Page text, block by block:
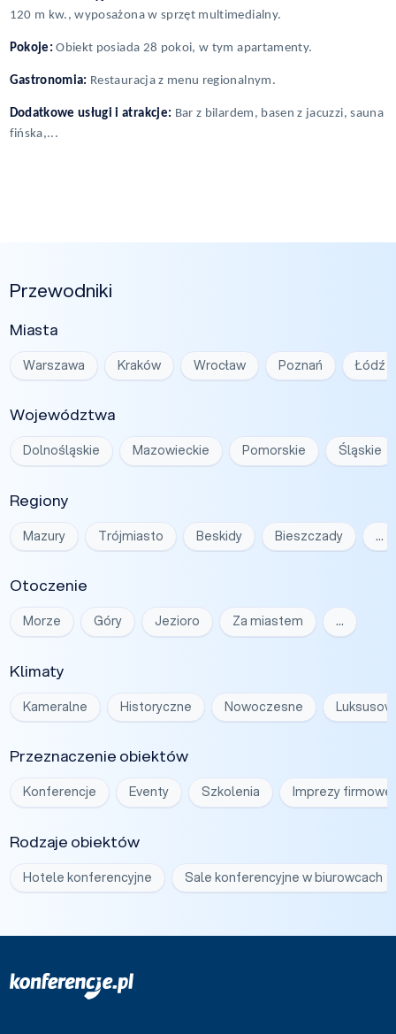
120 m kw., wyposażona w sprzęt multimedialny.
Pokoje:Obiekt posiada 28 pokoi, w tym apartamenty.
Gastronomia: Restauracja z menu regionalnym.
Dodatkowe usługi i atrakcje: Bar z bilardem, basen z jacuzzi, sauna
fińska,...
Przewodniki
Miasta
Warszawa Kraków Wrocław Poznań Łódź
Województwa
Dolnośląskie Mazowieckie Pomorskie Śląskie
Regiony
Mazury Trójmiasto Beskidy Bieszczady …
Otoczenie
Morze Góry Jezioro Za miastem …
Klimaty
Kameralne Historyczne Nowoczesne
Przeznaczenie obiektów
Konferencje Eventy Szkolenia Imprezy firmowe
Rodzaje obiektów
Hotele konferencyjne Sale konferencyjne w biurowcach